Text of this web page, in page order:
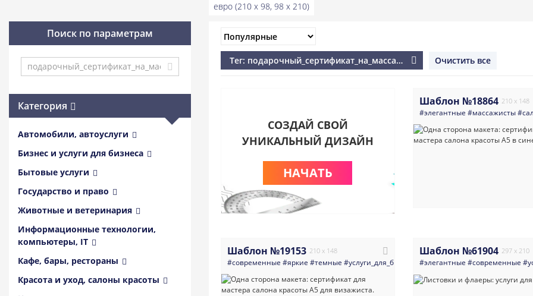
евро (210 x 98, 98 x 210)
Поиск по параметрам
Категория
Автомобили, автоуслуги
Бизнес и услуги для бизнеса
Бытовые услуги
Государство и право
Животные и ветеринария
Информационные технологии,
компьютеры, IT
Кафе, бары, рестораны
Красота и уход, салоны красоты
Тег: подарочный_сертификат_на_массаж_спа_косметология
Очистить все
СОЗДАЙ СВОЙ
УНИКАЛЬНЫЙ ДИЗАЙН
НАЧАТЬ
Шаблон №18864 210 x 148
#элегантные #массажисты
Шаблон №19153 210 x 148
#современные #яркие #темные #услуги_для_бизнеса #маникюр_педикюр
Шаблон №61904 297 x 210
#элегантные #современные